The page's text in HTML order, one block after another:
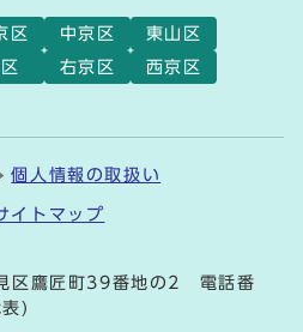
区 中京区
東山区
右京区
西京区
個人情報の取扱い
イトマップ
鷹匠町39番地の2 電話番
)